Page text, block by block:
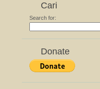
Cari
Search for:
Donate